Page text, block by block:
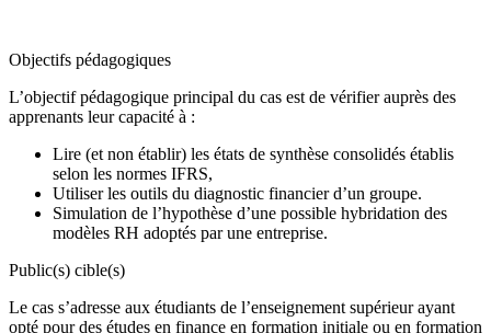
Objectifs pédagogiques
L’objectif pédagogique principal du cas est de vérifier auprès des
apprenants leur capacité à :
Lire (et non établir) les états de synthèse consolidés établis
selon les normes IFRS,
Utiliser les outils du diagnostic financier d’un groupe.
Simulation de l’hypothèse d’une possible hybridation des
modèles RH adoptés par une entreprise.
Public(s) cible(s)
Le cas s’adresse aux étudiants de l’enseignement supérieur ayant
opté pour des études en finance en formation initiale ou en formation